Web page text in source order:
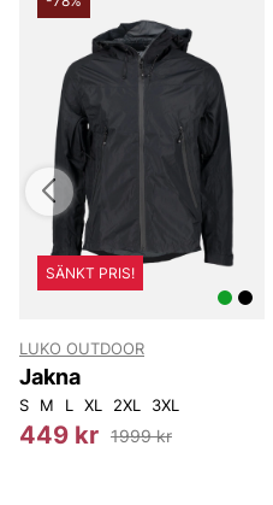
W40L34 W36L30
SÄNKT PRIS!
LUKO OUTDOOR
Jakna
S M L XL 2XL 3XL
449 kr 1999 kr